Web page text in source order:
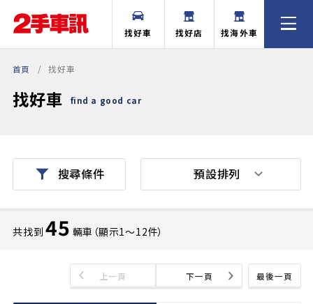
找好車 找好店 找海外車
首頁 找好車
找好車 find a good car
搜尋條件
共找到 45 輛車（顯示1〜12件）
最後一頁
上一頁 下一頁
預設排列